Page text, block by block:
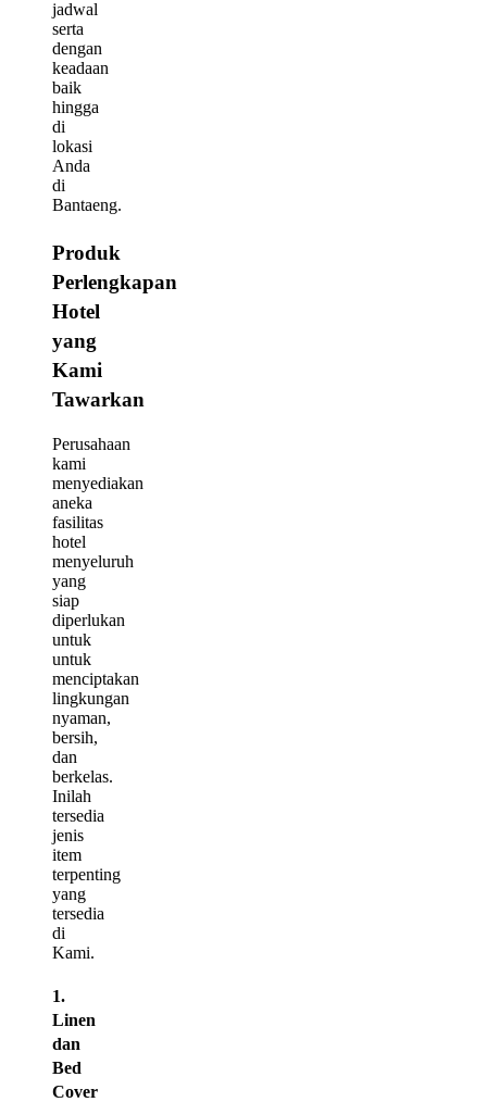
jadwal
serta
dengan
keadaan
baik
hingga
di
lokasi
Anda
di
Bantaeng.
Produk
Perlengkapan
Hotel
yang
Kami
Tawarkan
Perusahaan
kami
menyediakan
aneka
fasilitas
hotel
menyeluruh
yang
siap
diperlukan
untuk
untuk
menciptakan
lingkungan
nyaman,
bersih,
dan
berkelas.
Inilah
tersedia
jenis
item
terpenting
yang
tersedia
di
Kami.
1.
Linen
dan
Bed
Cover